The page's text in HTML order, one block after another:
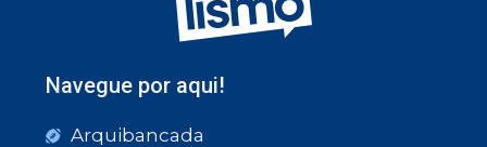
Navegue por aqui!
Arquibancada